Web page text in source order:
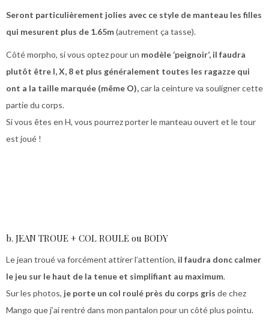
Seront particulièrement jolies avec ce style de manteau les filles
qui mesurent plus de 1.65m(autrement ça tasse).
Côté morpho, si vous optez pour un modèle ‘peignoir’, il faudra
plutôt être I, X, 8 et plus généralement toutes les ragazze qui
ont a la taille marquée (même O),car la ceinture va souligner cette
partie du corps.
Si vous êtes en H, vous pourrez porter le manteau ouvert et le tour
est joué !
b. JEAN TROUE + COL ROULE ou BODY
Le jean troué va forcément attirer l’attention, il faudra donc calmer
le jeu sur le haut de la tenue et simplifiant au maximum.
Sur les photos, je porte un col roulé près du corps gris de chez
Mango que j’ai rentré dans mon pantalon pour un côté plus pointu.